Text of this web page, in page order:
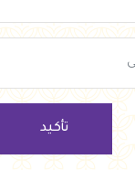
تأكيد